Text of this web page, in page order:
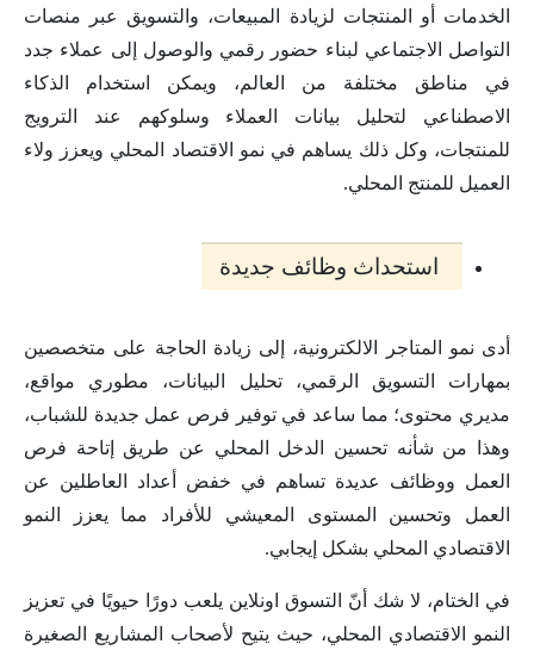
الخدمات أو المنتجات لزيادة المبيعات، والتسويق عبر منصات
التواصل الاجتماعي لبناء حضور رقمي والوصول إلى عملاء جدد
في مناطق مختلفة من العالم، ويمكن استخدام الذكاء
الاصطناعي لتحليل بيانات العملاء وسلوكهم عند الترويج
للمنتجات، وكل ذلك يساهم في نمو الاقتصاد المحلي ويعزز ولاء
العميل للمنتج المحلي.
استحداث وظائف جديدة
أدى نمو المتاجر الالكترونية، إلى زيادة الحاجة على متخصصين
بمهارات التسويق الرقمي، تحليل البيانات، مطوري مواقع،
مديري محتوى؛ مما ساعد في توفير فرص عمل جديدة للشباب،
وهذا من شأنه تحسين الدخل المحلي عن طريق إتاحة فرص
العمل ووظائف عديدة تساهم في خفض أعداد العاطلين عن
العمل وتحسين المستوى المعيشي للأفراد مما يعزز النمو
الاقتصادي المحلي بشكل إيجابي.
في الختام، لا شك أنّ التسوق اونلاين يلعب دورًا حيويًا في تعزيز
النمو الاقتصادي المحلي، حيث يتيح لأصحاب المشاريع الصغيرة